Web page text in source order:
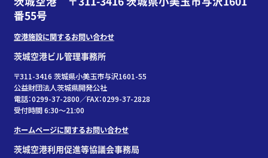
番55号
空港施設に関するお問い合わせ
茨城空港ビル管理事務所
〒311-3416 茨城県小美玉市与沢1601-55
公益財団法人茨城県開発公社
電話：0299-37-2800／FAX：0299-37-2828
受付時間 6:30〜21:00
ホームページに関するお問い合わせ
茨城空港利用促進等協議会事務局